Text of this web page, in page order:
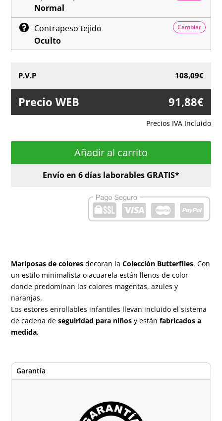
Normal
Cambiar
Contrapeso tejido
Oculto
P.V.P 108,09€
Precio WEB 91,88€
Precios IVA Incluido
Añadir al carrito
Envío en 6días laborables GRATIS*
Mariposas de colores decoran laColección Butterflies. Con
un estilo minimalista o acuarela están llenos de color
donde predominan los colores magentas, azules y
naranjas.
Los estores enrollables infantiles llevan incluido el sistema
de cadena deseguiridad para niños y estánfabricados a
medida.
Garantía